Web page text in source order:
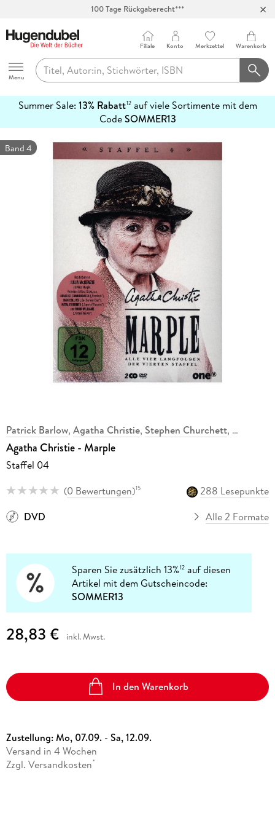
Hugendubel
Menu
Filiale Konto Merkzettel Warenkorb
Summer Sale: 13% Rabatt12auf viele Sortimente mit dem
CodeSOMMER13
erfahren
Band 4
Patrick Barlow, Agatha Christie, Stephen Churchett,
Agatha Christie - Marple
Staffel 04
(0 Bewertungen)15
288 Lesepunkte
DVD
Alle 2 Formate
Sparen Sie zusätzlich 13%12 auf diesen
Artikel mit dem Gutscheincode:
SOMMER13
28,83 € inkl. Mwst.
In den Warenkorb
Zustellung:Mo, 07.09. - Sa, 12.09.
Versand in 4 Wochen
Zzgl. Versandkosten *